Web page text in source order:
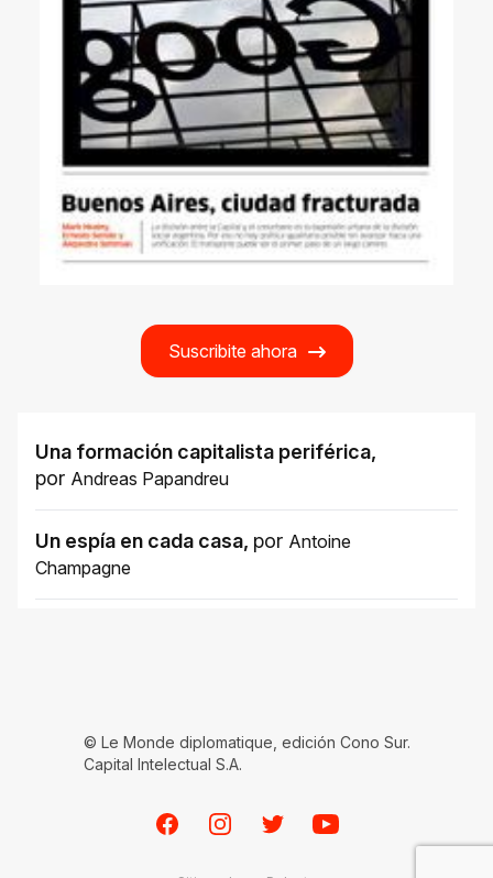
Suscribite ahora
Una formación capitalista periférica,
por Andreas Papandreu
Un espía en cada casa, por Antoine
Champagne
© Le Monde diplomatique, edición Cono Sur.
Capital Intelectual S.A.
FacebookInstagramTwitterYoutube